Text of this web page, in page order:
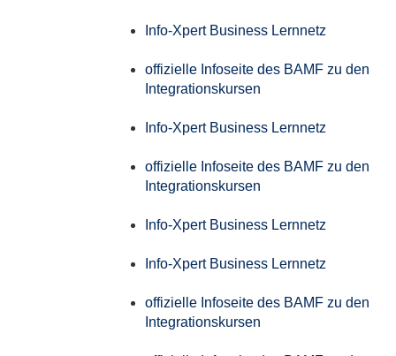
Info-Xpert Business Lernnetz
offizielle Infoseite des BAMF zu den
Integrationskursen
Info-Xpert Business Lernnetz
offizielle Infoseite des BAMF zu den
Integrationskursen
Info-Xpert Business Lernnetz
Info-Xpert Business Lernnetz
offizielle Infoseite des BAMF zu den
Integrationskursen